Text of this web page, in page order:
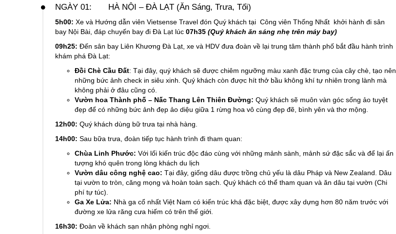
NGÀY 01: HÀ NỘI – ĐÀ LẠT (Ăn Sáng, Trưa, Tối)
5h00: Xe và Hướng dẫn viên Vietsense Travel đón Quý khách tại Công viên Thống Nhất khởi hành đi sân
bay Nội Bài, đáp chuyến bay đi Đà Lạt lúc 07h35 (Quý khách ăn sáng nhẹ trên máy bay)
09h25: Đến sân bay Liên Khương Đà Lạt, xe và HDV đưa đoàn về lại trung tâm thành phố bắt đầu hành trình
khám phá Đà Lạt:
Đồi Chè Cầu Đất: Tại đây, quý khách sẽ được chiêm ngưỡng màu xanh đặc trưng của cây chè, tạo nên
những bức ảnh check in siêu xinh. Quý khách còn được hít thở bầu không khí tự nhiên trong lành mà
không phải ở đâu cũng có.
Vườn hoa Thành phố – Nấc Thang Lên Thiên Đường: Quý khách sẽ muôn vàn góc sống ảo tuyệt
đẹp để có những bức ảnh đẹp ảo diệu giữa 1 rừng hoa vô cùng đẹp đẽ, bình yên và thơ mộng.
12h00: Quý khách dùng bữ trưa tại nhà hàng.
14h00: Sau bữa trưa, đoàn tiếp tục hành trình đi tham quan:
Chùa Linh Phước: Với lối kiến trúc độc đáo cùng với những mảnh sành, mảnh sứ đặc sắc và để lại ấn
tượng khó quên trong lòng khách du lịch
Vườn dâu công nghệ cao: Tại đây, giống dâu được trồng chủ yếu là dâu Pháp và New Zealand. Dâu
tại vườn to tròn, căng mọng và hoàn toàn sạch. Quý khách có thể tham quan và ăn dâu tại vườn (Chi
phí tự túc).
Ga Xe Lửa: Nhà ga cổ nhất Việt Nam có kiến trúc khá đặc biệt, được xây dựng hơn 80 năm trước với
đường xe lửa răng cưa hiếm có trên thế giới.
16h30: Đoàn về khách sạn nhận phòng nghỉ ngơi.